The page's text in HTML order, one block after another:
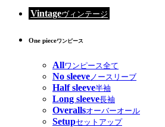
Vintageヴィンテージ
One pieceワンピース
Allワンピース全て
No sleeve ノースリーブ
Half sleeve半袖
Long sleeve長袖
Overallsオーバーオール
Setupセットアップ